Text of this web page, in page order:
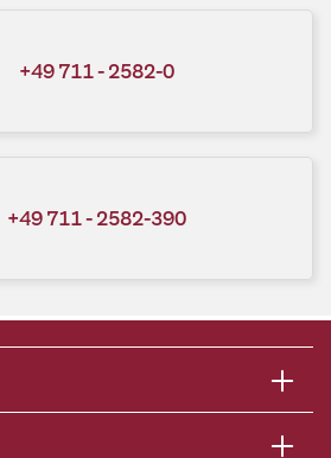
+49 711 - 2582-0
+49 711 - 2582-390